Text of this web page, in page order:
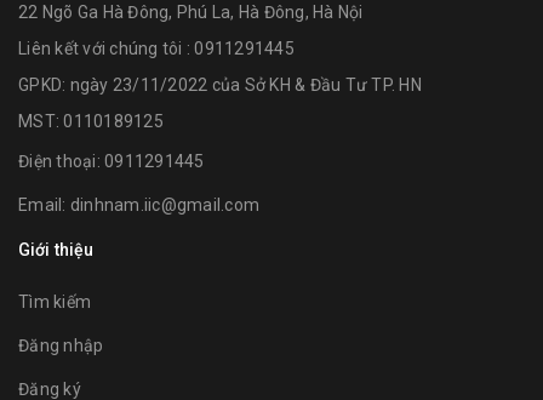
22 Ngõ Ga Hà Đông, Phú La, Hà Đông, Hà Nội
Liên kết với chúng tôi : 0911291445
GPKD: ngày 23/11/2022 của Sở KH & Đầu Tư TP. HN
MST: 0110189125
Điện thoại: 0911291445
Email: dinhnam.iic@gmail.com
Giới thiệu
Tìm kiếm
Đăng nhập
Đăng ký